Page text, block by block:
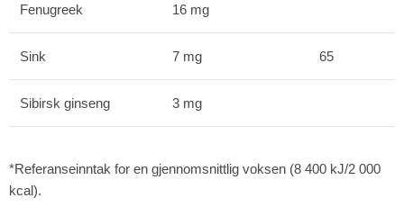
Fenugreek 16 mg
Sink 7 mg 65
Sibirsk ginseng 3 mg
*Referanseinntak for en gjennomsnittlig voksen (8 400 kJ/2 000
kcal).